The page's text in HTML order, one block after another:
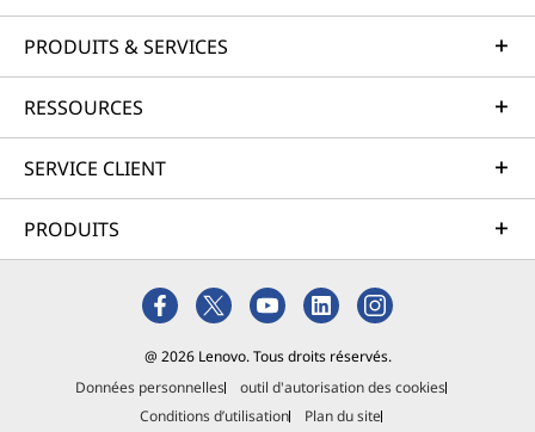
PRODUITS & SERVICES
RESSOURCES
SERVICE CLIENT
PRODUITS
@ 2026 Lenovo. Tous droits réservés.
Données personnelles
outil d'autorisation des cookies
Conditions d’utilisation
Plan du site